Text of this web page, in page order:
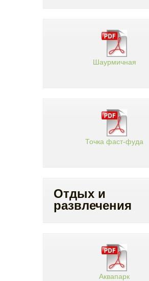
Шаурмичная
Точка фаст-фуда
Отдых и
развлечения
Аквапарк